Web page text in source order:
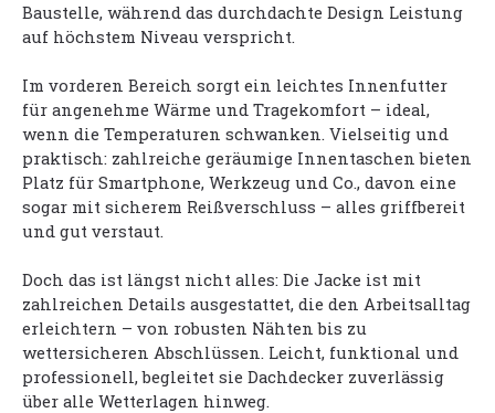
Baustelle, während das durchdachte Design Leistung
auf höchstem Niveau verspricht.
Im vorderen Bereich sorgt ein leichtes Innenfutter
für angenehme Wärme und Tragekomfort – ideal,
wenn die Temperaturen schwanken. Vielseitig und
praktisch: zahlreiche geräumige Innentaschen bieten
Platz für Smartphone, Werkzeug und Co., davon eine
sogar mit sicherem Reißverschluss – alles griffbereit
und gut verstaut.
Doch das ist längst nicht alles: Die Jacke ist mit
zahlreichen Details ausgestattet, die den Arbeitsalltag
erleichtern – von robusten Nähten bis zu
wettersicheren Abschlüssen. Leicht, funktional und
professionell, begleitet sie Dachdecker zuverlässig
über alle Wetterlagen hinweg.